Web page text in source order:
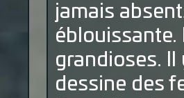
jamais
éblouissante.
grandioses. Il
dessine des